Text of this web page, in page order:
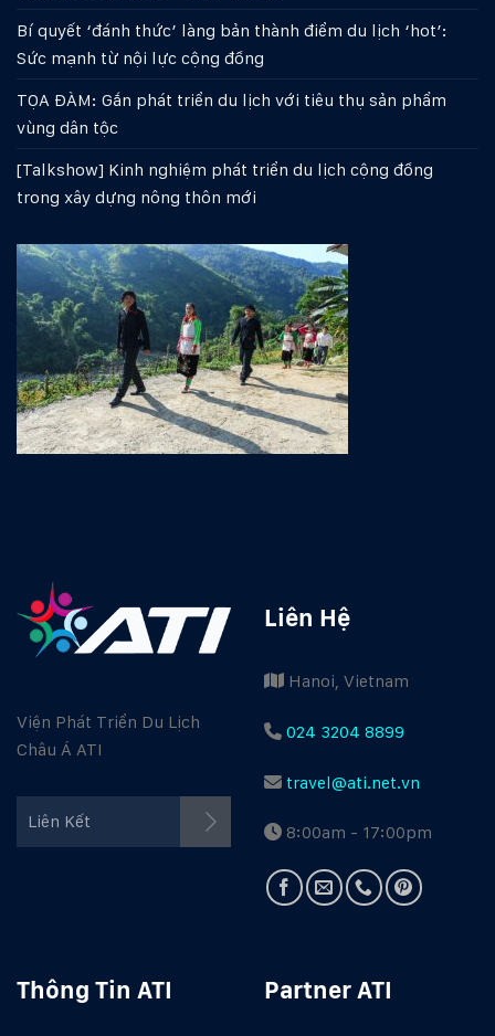
Bí quyết ‘đánh thức’ làng bản thành điểm du lịch ‘hot’:
Sức mạnh từ nội lực cộng đồng
TỌA ĐÀM: Gắn phát triển du lịch với tiêu thụ sản phẩm
vùng dân tộc
[Talkshow] Kinh nghiệm phát triển du lịch cộng đồng
trong xây dựng nông thôn mới
Viện Phát Triển Du Lịch
Châu Á ATI
Liên Kết
Facebook ATI
Youtube ATI
Liên Hệ
Hanoi, Vietnam
024 3204 8899
travel@ati.net.vn
8:00am - 17:00pm
Thông Tin ATI Partner ATI